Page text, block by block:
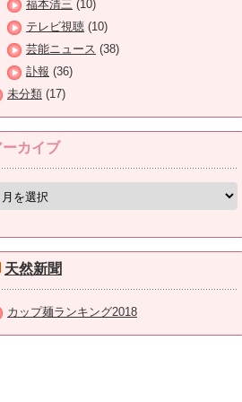
福本清三 (10)
テレビ視聴 (10)
芸能ニュース (38)
訃報 (36)
未分類 (17)
ーカイブ
天然新聞
カップ麺ランキング2018